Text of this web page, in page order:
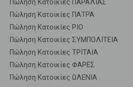
Πώληση Κατοικίες ΠΑΡΑΛΙΑΣ
Πώληση Κατοικίες ΠΑΤΡΑ
Πώληση Κατοικίες ΡΙΟ
Πώληση Κατοικίες ΣΥΜΠΟΛΙΤΕΙΑ
Πώληση Κατοικίες ΤΡΙΤΑΙΑ
Πώληση Κατοικίες ΦΑΡΕΣ
Πώληση Κατοικίες ΩΛΕΝΙΑ